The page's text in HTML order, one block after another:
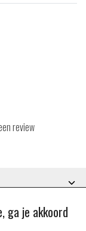
review
ga je akkoord